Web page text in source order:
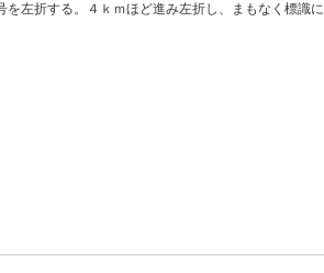
左折する。４ｋｍほど進み左折し、まもなく標識に